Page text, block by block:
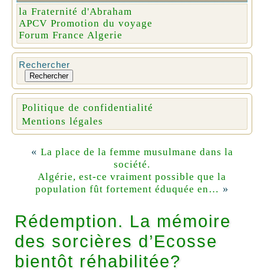
la Fraternité d'Abraham
APCV Promotion du voyage
Forum France Algerie
Rechercher
Rechercher
Politique de confidentialité
Mentions légales
« La place de la femme musulmane dans la
société.
Algérie, est-ce vraiment possible que la
population fût fortement éduquée en… »
Rédemption. La mémoire
des sorcières d’Ecosse
bientôt réhabilitée?